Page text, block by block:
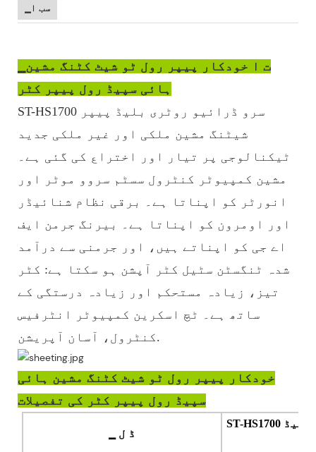
▁سب ا
ہائی سپیڈ رول پیپر کٹر
ST-HS1700 سرو ڈرائیو روٹری بلیڈ پیپر
شیٹنگ مشین ملکی اور غیر ملکی جدید
ٹیکنالوجی پر تیار اور اختراع کی گئی ہے۔
مشین کمپیوٹر کنٹرول سسٹم سروو موٹر اور
انورٹر کو اپناتا ہے۔ برقی نظام شنائیڈر
اور اومرون کو اپناتا ہے۔ بیرنگ جرمن ایف
اے جی کو اپناتے ہیں، اور جرمنی سے درآمد
شدہ ٹنگسٹن سٹیل کٹر آپشن ہو سکتا ہے: کٹر
تیز، زیادہ مستحکم اور زیادہ درستگی کے
ساتھ ہے۔ ٹچ اسکرین کمپیوٹر انٹرفیس
کنٹرول، آسان آپریشن.
خودکار پیپر رول ٹو شیٹ کٹنگ مشین ہائی
سپیڈ رول پیپر کٹر کی تفصیلات
▁ ڈ ل
ST-HS1700 خودکار پیپر رول ٹو شیٹ کٹنگ مشین ہائی سپیڈ